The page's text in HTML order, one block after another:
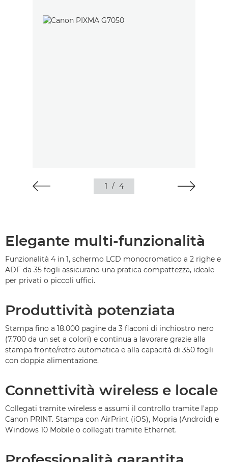
1 / 4
Elegante multi-funzionalità
Funzionalità 4 in 1, schermo LCD monocromatico a 2 righe e
ADF da 35 fogli assicurano una pratica compattezza, ideale
per privati o piccoli uffici.
Produttività potenziata
Stampa fino a 18.000 pagine da 3 flaconi di inchiostro nero
(7.700 da un set a colori) e continua a lavorare grazie alla
stampa fronte/retro automatica e alla capacità di 350 fogli
con doppia alimentazione.
Connettività wireless e locale
Collegati tramite wireless e assumi il controllo tramite l'app
Canon PRINT. Stampa con AirPrint (iOS), Mopria (Android) e
Windows 10 Mobile o collegati tramite Ethernet.